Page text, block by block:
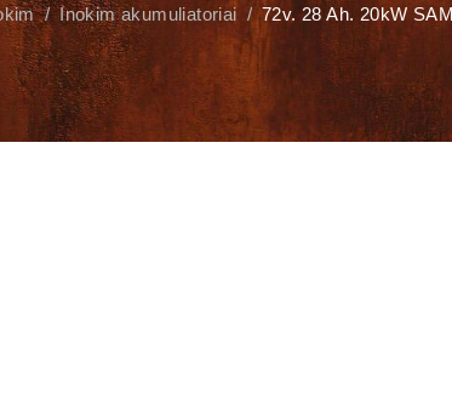
/ Inokim akumuliatoriai / 72v. 28 Ah. 20kW